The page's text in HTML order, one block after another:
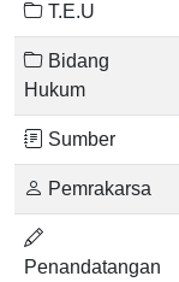
T.E.U
Bidang
Hukum
Sumber
Pemrakarsa
Penandatangan